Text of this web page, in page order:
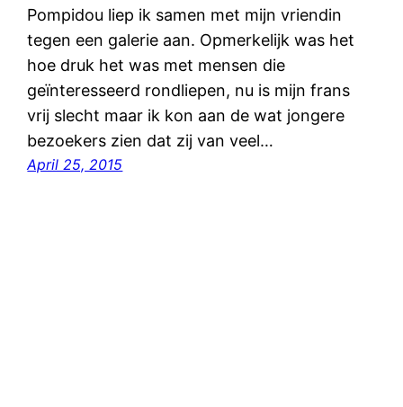
Pompidou liep ik samen met mijn vriendin
tegen een galerie aan. Opmerkelijk was het
hoe druk het was met mensen die
geïnteresseerd rondliepen, nu is mijn frans
vrij slecht maar ik kon aan de wat jongere
bezoekers zien dat zij van veel…
April 25, 2015